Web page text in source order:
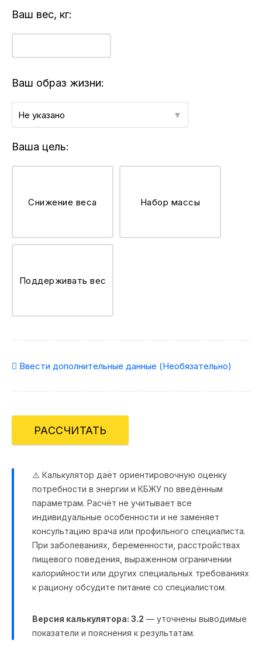
Ваш вес, кг:
Ваш образ жизни:
Не указано
Ваша цель:
Снижение веса Набор массы
Поддерживать вес
Ввести дополнительные данные (Необязательно)
РАССЧИТАТЬ
⚠️ Калькулятор даёт ориентировочную оценку
потребности в энергии и КБЖУ по введённым
параметрам. Расчёт не учитывает все
индивидуальные особенности и не заменяет
консультацию врача или профильного специалиста.
При заболеваниях, беременности, расстройствах
пищевого поведения, выраженном ограничении
калорийности или других специальных требованиях
к рациону обсудите питание со специалистом.
Версия калькулятора: 3.2 — уточнены выводимые
показатели и пояснения к результатам.